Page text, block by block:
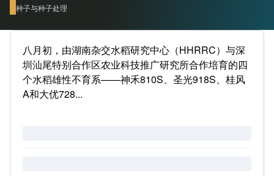
种子与种子处理
八月初，由湖南杂交水稻研究中心（HHRRC）与深
圳汕尾特别合作区农业科技推广研究所合作培育的四
个水稻雄性不育系——神禾810S、圣光918S、桂风
A和大优728...